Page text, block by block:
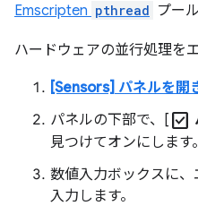
Emscripten pthread プー
ハードウェアの並行処理を
[Sensors] パネルを開
パネルの下部で、[ check_box
見つけてオンにします。
数値入力ボックスに
入力します。